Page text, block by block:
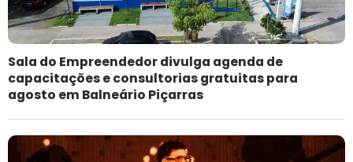
Sala do Empreendedor divulga agenda de
capacitações e consultorias gratuitas para
agosto em Balneário Piçarras